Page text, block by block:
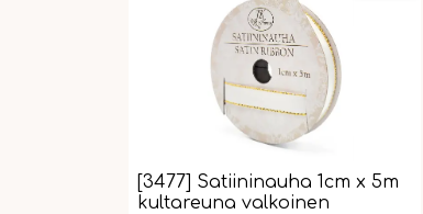
[3477] Satiininauha 1cm x 5m
kultareuna valkoinen